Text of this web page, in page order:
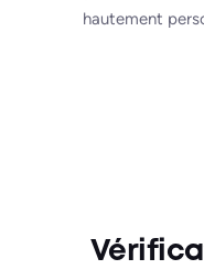
hautement